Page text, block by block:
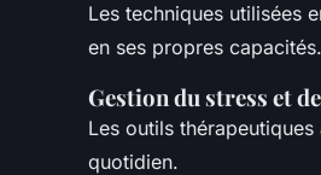
Les techniques utilisées
en ses propres capacités.
Gestion du stress et
Les outils
quotidien.